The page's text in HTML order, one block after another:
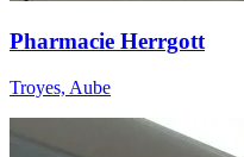
Pharmacie Herrgott
Troyes, Aube